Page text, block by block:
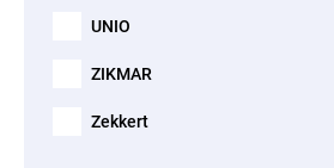
UNIO
ZIKMAR
Zekkert